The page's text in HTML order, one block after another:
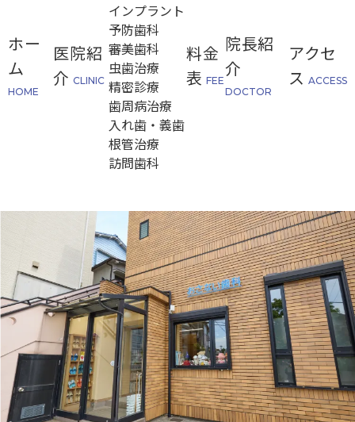
ホー
ム
HOME
医院紹
介 CLINIC
インプラント
予防歯科
審美歯科
虫歯治療
精密診療
歯周病治療
入れ歯・義歯
根管治療
訪問歯科
料金
表 FEE
院長紹
介
DOCTOR
アクセ
ス ACCESS